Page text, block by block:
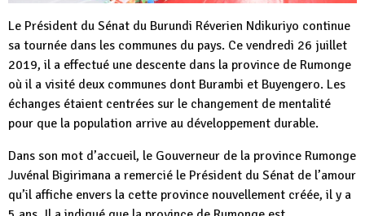
Le Président du Sénat du Burundi Réverien Ndikuriyo continue
sa tournée dans les communes du pays. Ce vendredi 26 juillet
2019, il a effectué une descente dans la province de Rumonge
où il a visité deux communes dont Burambi et Buyengero. Les
échanges étaient centrées sur le changement de mentalité
pour que la population arrive au développement durable.
Dans son mot d’accueil, le Gouverneur de la province Rumonge
Juvénal Bigirimana a remercié le Président du Sénat de l’amour
qu’il affiche envers la cette province nouvellement créée, il y a